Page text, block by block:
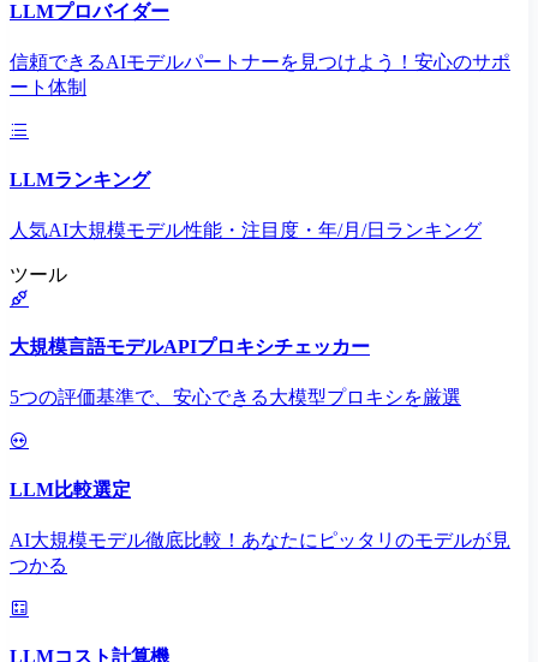
LLMプロバイダー
信頼できるAIモデルパートナーを見つけよう！安心のサポ
ート体制
LLMランキング
人気AI大規模モデル性能・注目度・年/月/日ランキング
ツール
大規模言語モデルAPIプロキシチェッカー
5つの評価基準で、安心できる大模型プロキシを厳選
LLM比較選定
AI大規模モデル徹底比較！あなたにピッタリのモデルが見
つかる
LLMコスト計算機